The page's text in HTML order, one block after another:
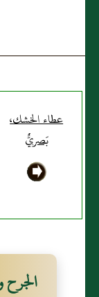
عطاء الخشك،
بَصريٌّ
الجرح